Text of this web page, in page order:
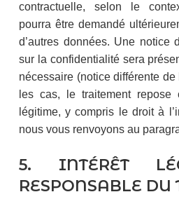
contractuelle, selon le
pourra être demandé
d’autres données. Une notice
sur la confidentialité sera
nécessaire (notice différente
les cas, le traitement repose
légitime, y compris le droit à
nous vous renvoyons au
5. INTÉRÊT
RESPONSABLE